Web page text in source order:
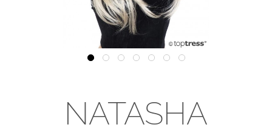
NATASHA